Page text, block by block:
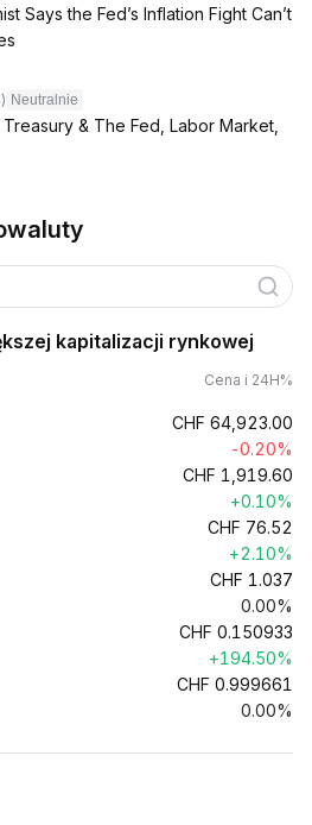
Says the Fed’s Inflation Fight Can’t
Neutralnie
& The Fed, Labor Market,
kapitalizacji rynkowej
Cena i 24H%
CHF 64,923.00
-0.20%
CHF 1,919.60
+0.10%
CHF 76.52
+2.10%
CHF 1.037
0.00%
CHF 0.150933
+194.50%
CHF 0.999661
0.00%